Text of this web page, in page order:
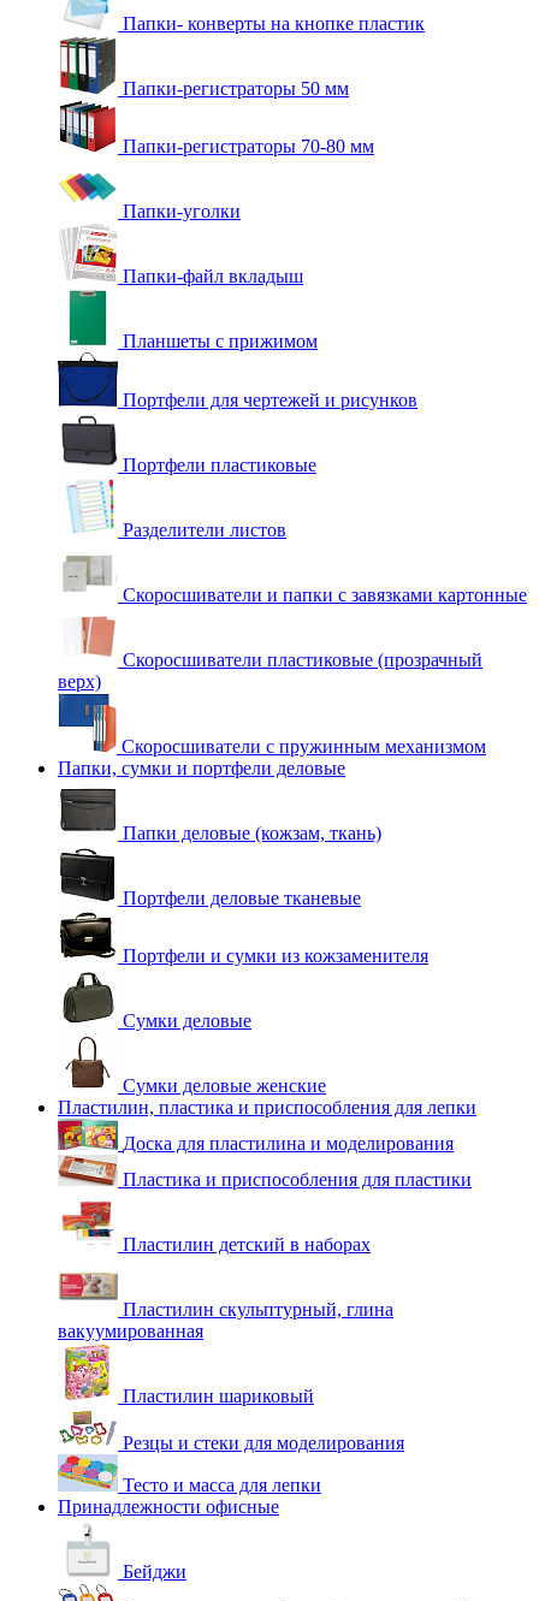
Папки- конверты на кнопке пластик
Папки-регистраторы 50 мм
Папки-регистраторы 70-80 мм
Папки-уголки
Папки-файл вкладыш
Планшеты с прижимом
Портфели для чертежей и рисунков
Портфели пластиковые
Разделители листов
Скоросшиватели и папки с завязками картонные
Скоросшиватели пластиковые (прозрачный
верх)
Скоросшиватели с пружинным механизмом
Папки, сумки и портфели деловые
Папки деловые (кожзам, ткань)
Портфели деловые тканевые
Портфели и сумки из кожзаменителя
Сумки деловые
Сумки деловые женские
Пластилин, пластика и приспособления для лепки
Доска для пластилина и моделирования
Пластика и приспособления для пластики
Пластилин детский в наборах
Пластилин скульптурный, глина
вакуумированная
Пластилин шариковый
Резцы и стеки для моделирования
Тесто и масса для лепки
Принадлежности офисные
Бейджи